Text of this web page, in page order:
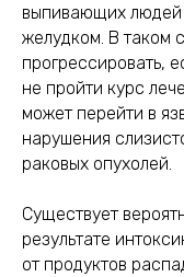
выпивающих людей
желудком. В таком
прогрессировать,
не пройти курс
может перейти в
нарушения
раковых опухолей.
Существует
результате
от продуктов